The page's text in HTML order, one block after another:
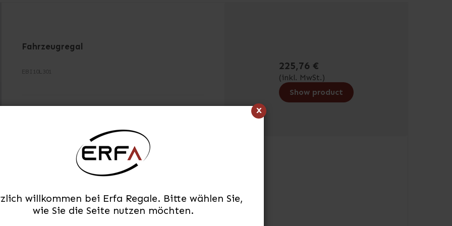
x
willkommen bei Erfa Regale. Bitte wählen Sie,
wie Sie die Seite nutzen möchten.
Fahrzeugregal
EBI10L301
6 x Spanplatteschrauben für EBI
Abschlussplatten
3 x Fachböden typ 301 für EBI Fahrzeugregale
2 x Rückwande typ 301/li>
225,76 €
(inkl. MwSt.)
Show product